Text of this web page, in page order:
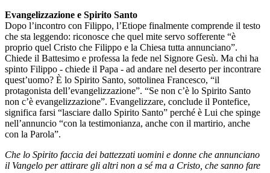
Evangelizzazione e Spirito Santo
Dopo l’incontro con Filippo, l’Etiope finalmente comprende il testo
che sta leggendo: riconosce che quel mite servo sofferente “è
proprio quel Cristo che Filippo e la Chiesa tutta annunciano”.
Chiede il Battesimo e professa la fede nel Signore Gesù. Ma chi ha
spinto Filippo - chiede il Papa - ad andare nel deserto per incontrare
quest’uomo? È lo Spirito Santo, sottolinea Francesco, “il
protagonista dell’evangelizzazione”. “Se non c’è lo Spirito Santo
non c’è evangelizzazione”. Evangelizzare, conclude il Pontefice,
significa farsi “lasciare dallo Spirito Santo” perché è Lui che spinge
nell’annuncio “con la testimonianza, anche con il martirio, anche
con la Parola”.
Che lo Spirito faccia dei battezzati uomini e donne che annunciano
il Vangelo per attirare gli altri non a sé ma a Cristo, che sanno fare